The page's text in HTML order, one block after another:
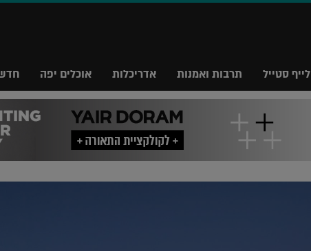
לייף סטייל תרבות ואמנות אדריכלות אוכלים יפה